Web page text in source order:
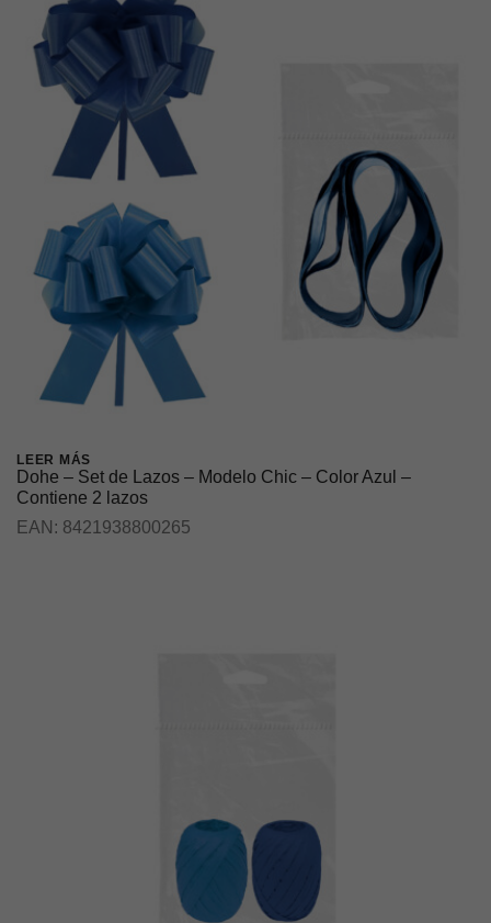
LEER MÁS
Dohe – Set de Lazos – Modelo Chic – Color Azul –
Contiene 2 lazos
EAN: 8421938800265